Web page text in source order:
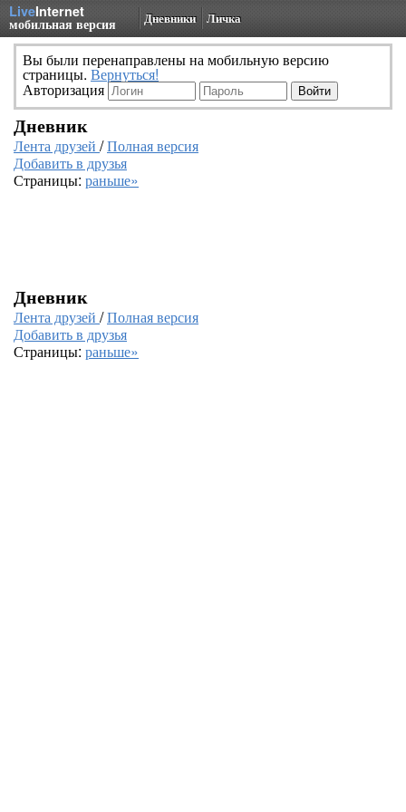
LiveInternet
мобильная версия Дневники Личка
Вы были перенаправлены на мобильную версию
страницы. Вернуться!
Авторизация
Дневник
Лента друзей /Полная версия
Добавить в друзья
Страницы: раньше»
Дневник
Лента друзей /Полная версия
Добавить в друзья
Страницы: раньше»